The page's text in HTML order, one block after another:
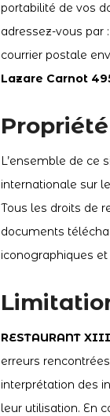
portabilité de vos
adressez-vous par
courrier postale
Lazare Carnot
L’ensemble de
internationale sur
Tous les droits de
documents
iconographiques
RESTAURANT
erreurs
interprétation des
leur utilisation. En